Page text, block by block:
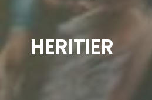
HERITIER